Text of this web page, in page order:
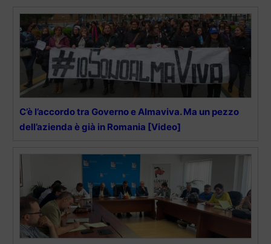
C’è l’accordo tra Governo e Almaviva. Ma un pezzo
dell’azienda è già in Romania [Video]